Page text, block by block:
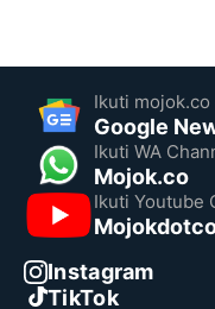
Ikuti mojok.co
Google
Ikuti WA
Mojok.co
Ikuti Youtube
Instagram
TikTok